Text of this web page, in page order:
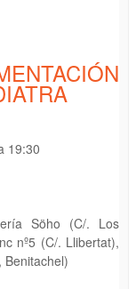
DE ARQUEOLOGÍA
19:30
Söho (C/. Los
nº5 (C/. Llibertat),
Benitachel)